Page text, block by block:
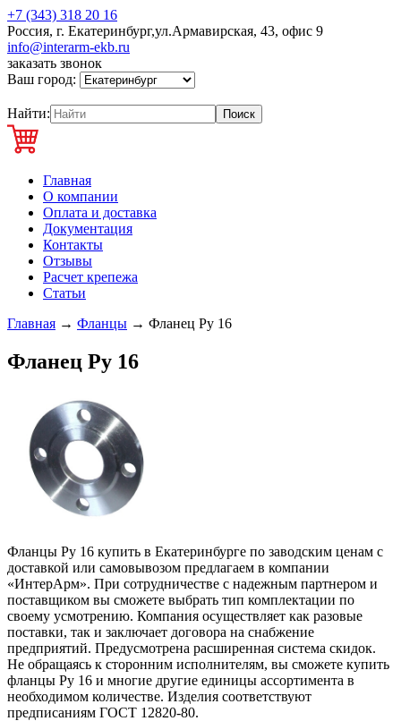
+7 (343) 318 20 16
Россия, г. Екатеринбург,ул.Армавирская, 43, офис 9
info@interarm-ekb.ru
заказать звонок
Ваш город:
Найти:
Главная
О компании
Оплата и доставка
Документация
Контакты
Отзывы
Расчет крепежа
Статьи
Главная → Фланцы → Фланец Ру 16
Фланец Ру 16
Фланцы Ру 16 купить в Екатеринбурге по заводским ценам с
доставкой или самовывозом предлагаем в компании
«ИнтерАрм». При сотрудничестве с надежным партнером и
поставщиком вы сможете выбрать тип комплектации по
своему усмотрению. Компания осуществляет как разовые
поставки, так и заключает договора на снабжение
предприятий. Предусмотрена расширенная система скидок.
Не обращаясь к сторонним исполнителям, вы сможете купить
фланцы Ру 16 и многие другие единицы ассортимента в
необходимом количестве. Изделия соответствуют
предписаниям ГОСТ 12820-80.